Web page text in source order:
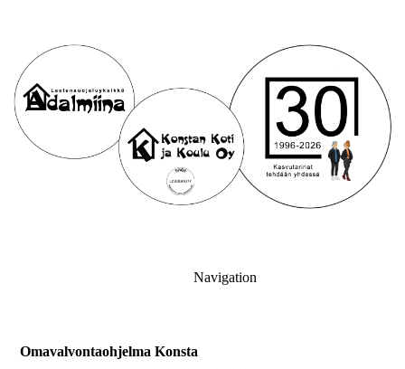
Navigation
Omavalvontaohjelma Konsta